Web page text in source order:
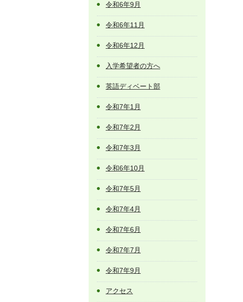
令和6年9月
令和6年11月
令和6年12月
入学希望者の方へ
英語ディベート部
令和7年1月
令和7年2月
令和7年3月
令和6年10月
令和7年5月
令和7年4月
令和7年6月
令和7年7月
令和7年9月
アクセス